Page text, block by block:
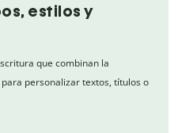
estilos y
que combinan la
personalizar textos, títulos o